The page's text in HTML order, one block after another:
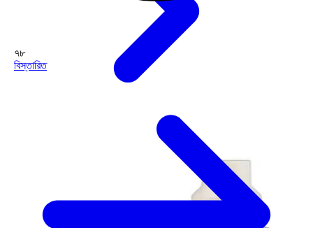
৭৮
বিস্তারিত